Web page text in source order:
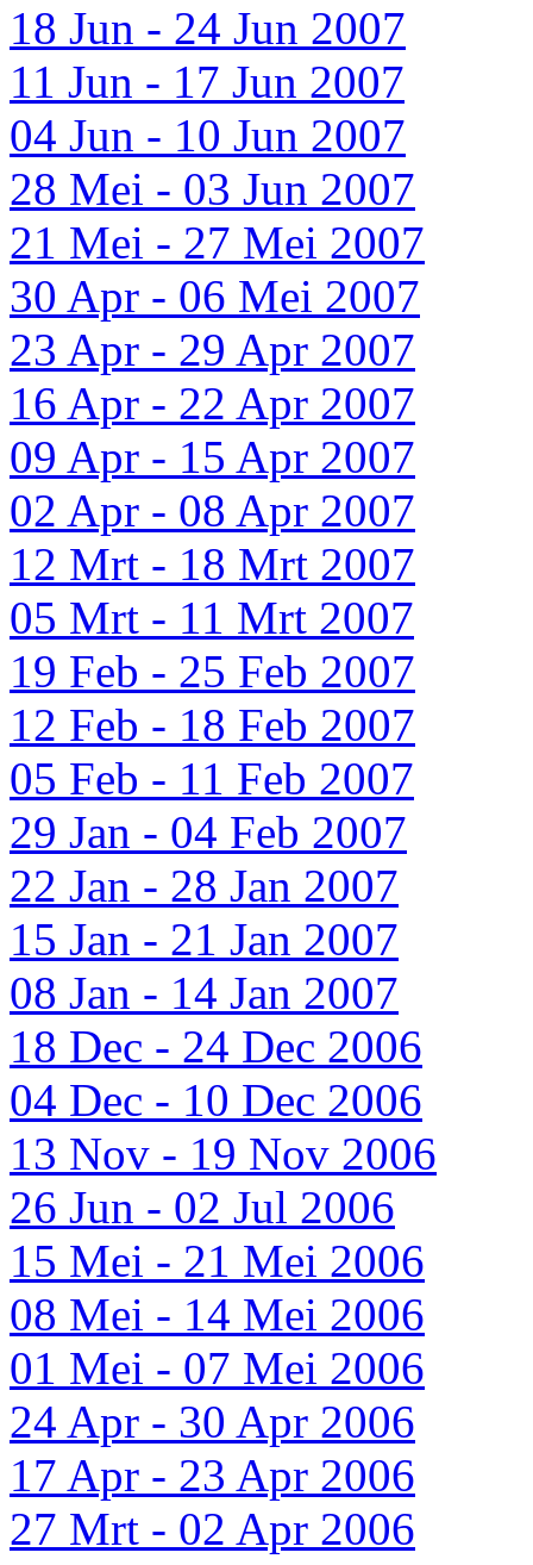
18 Jun - 24 Jun 2007
11 Jun - 17 Jun 2007
04 Jun - 10 Jun 2007
28 Mei - 03 Jun 2007
21 Mei - 27 Mei 2007
30 Apr - 06 Mei 2007
23 Apr - 29 Apr 2007
16 Apr - 22 Apr 2007
09 Apr - 15 Apr 2007
02 Apr - 08 Apr 2007
12 Mrt - 18 Mrt 2007
05 Mrt - 11 Mrt 2007
19 Feb - 25 Feb 2007
12 Feb - 18 Feb 2007
05 Feb - 11 Feb 2007
29 Jan - 04 Feb 2007
22 Jan - 28 Jan 2007
15 Jan - 21 Jan 2007
08 Jan - 14 Jan 2007
18 Dec - 24 Dec 2006
04 Dec - 10 Dec 2006
13 Nov - 19 Nov 2006
26 Jun - 02 Jul 2006
15 Mei - 21 Mei 2006
08 Mei - 14 Mei 2006
01 Mei - 07 Mei 2006
24 Apr - 30 Apr 2006
17 Apr - 23 Apr 2006
27 Mrt - 02 Apr 2006